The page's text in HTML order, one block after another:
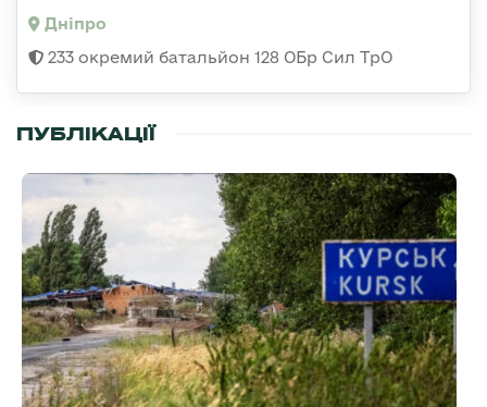
Дніпро
233 окремий батальйон 128 ОБр Сил ТрО
ПУБЛІКАЦІЇ